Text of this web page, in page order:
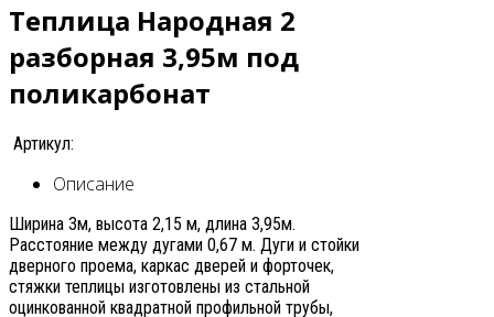
Теплица Народная 2
разборная 3,95м под
поликарбонат
Артикул:
Описание
Ширина 3м, высота 2,15 м, длина 3,95м.
Расстояние между дугами 0,67 м. Дуги и стойки
дверного проема, каркас дверей и форточек,
стяжки теплицы изготовлены из стальной
оцинкованной квадратной профильной трубы,